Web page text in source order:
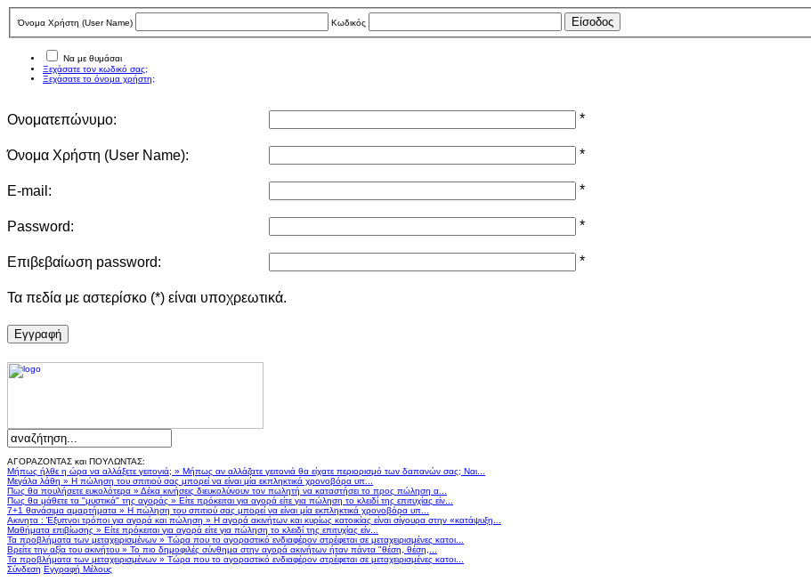
Όνομα Χρήστη (User Νame) Κωδικός
Να με θυμάσαι
Ξεχάσατε τον κωδικό σας;
Ξεχάσατε το όνομα χρήστη;
Ονοματεπώνυμο: *
Όνομα Χρήστη (User Νame): *
E-mail: *
Password: *
Επιβεβαίωση password: *
Τα πεδία με αστερίσκο (*) είναι υποχρεωτικά.
Eγγραφή
ΑΓΟΡΑΖΟΝΤΑΣ και ΠΟΥΛΩΝΤΑΣ:
Μήπως ήλθε η ώρα να αλλάξετε γειτονιά; » Μήπως αν αλλάζατε γειτονιά θα είχατε περιορισμό των δαπανών σας; Ναι...
Μεγάλα λάθη » Η πώληση του σπιτιού σας μπορεί να είναι μία εκπληκτικά χρονοβόρα υπ...
Πως θα πουλήσετε ευκολότερα » Δέκα κινήσεις διευκολύνουν τον πωλητή να καταστήσει το προς πώληση α...
Πως θα μάθετε τα "μυστικά" της αγοράς » Είτε πρόκειται για αγορά είτε για πώληση το κλειδί της επιτυχίας είν...
7+1 θανάσιμα αμαρτήματα » Η πώληση του σπιτιού σας μπορεί να είναι μία εκπληκτικά χρονοβόρα υπ...
Ακινητα : Έξυπνοι τρόποι για αγορά και πώληση » Η αγορά ακινήτων και κυρίως κατοικίας είναι σίγουρα στην «κατάψυξη...
Μαθήματα επιβίωσης » Είτε πρόκειται για αγορά είτε για πώληση το κλειδί της επιτυχίας είν...
Τα προβλήματα των μεταχειρισμένων » Τώρα που το αγοραστικό ενδιαφέρον στρέφεται σε μεταχειρισμένες κατοι...
Βρείτε την αξία του ακινήτου » Το πιο δημοφιλές σύνθημα στην αγορά ακινήτων ήταν πάντα "θέση, θέση,...
Τα προβλήματα των μεταχειρισμένων » Τώρα που το αγοραστικό ενδιαφέρον στρέφεται σε μεταχειρισμένες κατοι...
Σύνδεση Εγγραφή Μέλους